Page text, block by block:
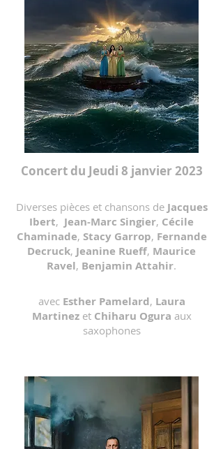
Concert du Jeudi 8 janvier 2023
Diverses pièces et chansons de Jacques
Ibert, Jean-Marc Singier, Cécile
Chaminade, Stacy Garrop, Fernande
Decruck, Jeanine Rueff, Maurice
Ravel, Benjamin Attahir.
avec Esther Pamelard, Laura
Martinezet Chiharu Ogura aux
saxophones